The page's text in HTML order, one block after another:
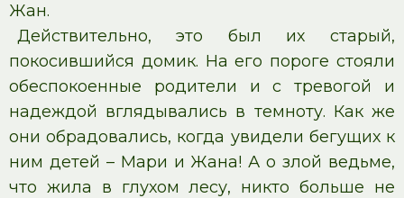
Жан.
Действительно, это был их старый,
покосившийся домик. На его пороге стояли
обеспокоенные родители и с тревогой и
надеждой вглядывались в темноту. Как же
они обрадовались, когда увидели бегущих к
ним детей – Мари и Жана! А о злой ведьме,
что жила в глухом лесу, никто больше не